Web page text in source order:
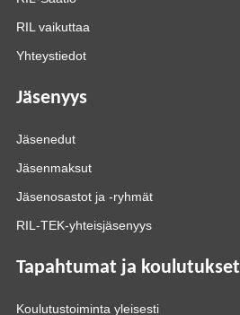
RIL vaikuttaa
Yhteystiedot
Jäsenyys
Jäsenedut
Jäsenmaksut
Jäsenosastot ja -ryhmät
RIL-TEK-yhteisjäsenyys
Tapahtumat ja koulutukset
Koulutustoiminta yleisesti